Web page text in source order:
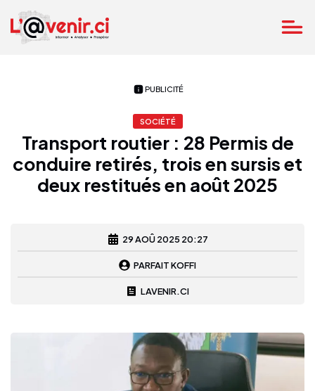
PUBLICITÉ
SOCIÉTÉ
Transport routier : 28 Permis de
conduire retirés, trois en sursis et
deux restitués en août 2025
29 AOÛ 2025 20:27
PARFAIT KOFFI
LAVENIR.CI